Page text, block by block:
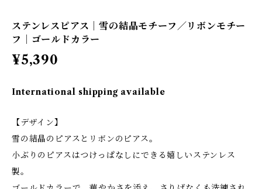
ステンレスピアス｜雪の結晶モチーフ／リボンモチー
フ｜ゴールドカラー
¥5,390
International shipping available
【デザイン】
雪の結晶のピアスとリボンのピアス。
小ぶりのピアスはつけっぱなしにできる嬉しいステンレス
製。